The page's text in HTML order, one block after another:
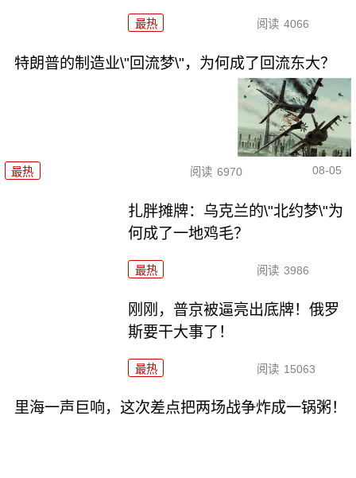
最热 阅读 4066
特朗普的制造业\"回流梦\"，为何成了回流东大？
最热 阅读 6970 08-05
扎胖摊牌：乌克兰的\"北约梦\"为
何成了一地鸡毛？
最热 阅读 3986
刚刚，普京被逼亮出底牌！俄罗
斯要干大事了！
最热 阅读 15063
里海一声巨响，这次差点把两场战争炸成一锅粥！